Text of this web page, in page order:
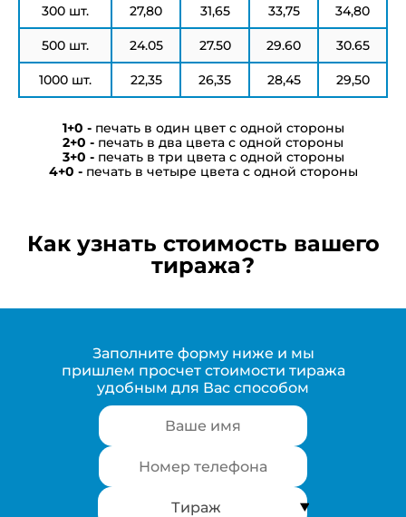
300 шт. 27,80 31,65 33,75 34,80
500 шт. 24.05 27.50 29.60 30.65
1000 шт. 22,35 26,35 28,45 29,50
печать в один цвет с одной стороны
печать в два цвета с одной стороны
печать в три цвета с одной стороны
печать в четыре цвета с одной стороны
Как узнать стоимость вашего
тиража?
Заполните форму ниже и мы
пришлем просчет стоимости тиража
удобным для Вас способом